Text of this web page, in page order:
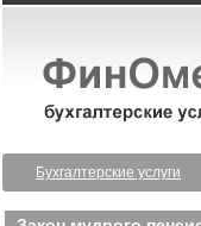
Бухгалтерские услуги